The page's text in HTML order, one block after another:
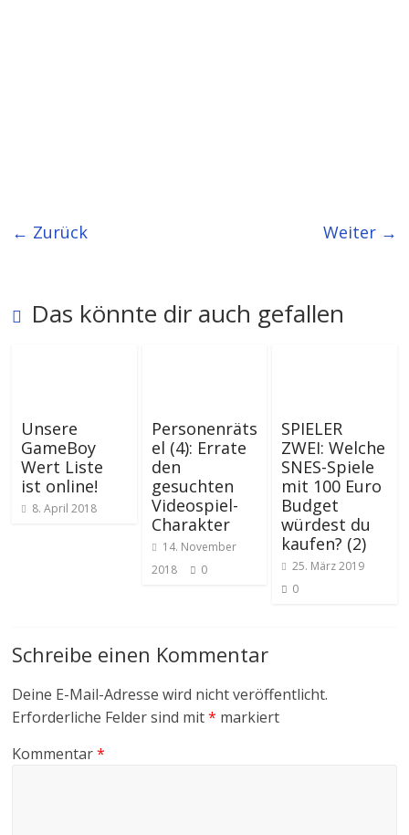
← Zurück Weiter →
Das könnte dir auch gefallen
Unsere
GameBoy
Wert Liste
ist online!
8. April 2018
Personenräts
el (4): Errate
den
gesuchten
Videospiel-
Charakter
14. November
2018
0
SPIELER
ZWEI: Welche
SNES-Spiele
mit 100 Euro
Budget
würdest du
kaufen? (2)
25. März 2019
0
Schreibe einen Kommentar
Deine E-Mail-Adresse wird nicht veröffentlicht.
Erforderliche Felder sind mit* markiert
Kommentar*